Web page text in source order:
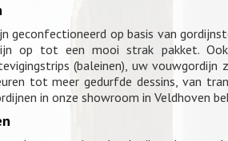
geconfectioneerd op basis van
op tot een mooi strak pakket.
(baleinen), uw
tot meer gedurfde dessins, van
in onze showroom in Veldhoven